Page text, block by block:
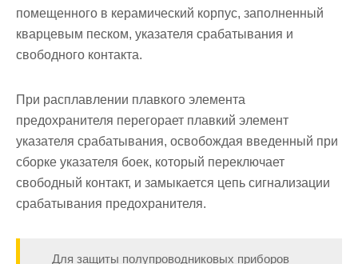
помещенного в кера­мический корпус, заполненный
кварцевым песком, указателя сраба­тывания и
свободного контакта.
При расплавлении плавкого элемента
предохранителя перегорает плавкий элемент
указателя срабатывания, освобождая введенный при
сборке указателя боек, который переклю­чает
свободный контакт, и замыкается цепь сигнализации
срабатыва­ния предохранителя.
Для защиты полупроводниковых приборов